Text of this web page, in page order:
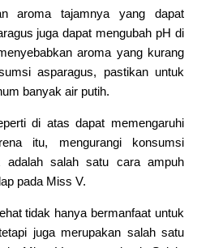
aroma tajamnya yang dapat
juga dapat mengubah pH di
aroma yang kurang
asparagus, pastikan untuk
banyak air putih.
di atas dapat memengaruhi
itu, mengurangi konsumsi
adalah salah satu cara ampuh
pada Miss V.
tidak hanya bermanfaat untuk
juga merupakan salah satu